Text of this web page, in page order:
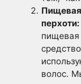
перхоти:
волос.